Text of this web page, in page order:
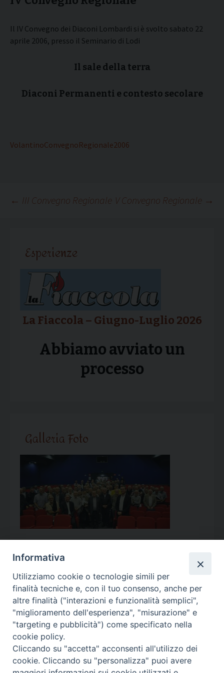
Il IV Convegno dei Diaconi Lombardi si è svolto sabato 22
aprile 2006, presso il Seminario di Lodi
Il sale della terra
Diaconi Permanenti e contesto secolare
VolantinoConvegnoRegionale2006
Navigazione
← III Convegno Regionale V Convegno Regionale →
Esperienze
La Fiaccola – Giugno-Luglio 2026
Abbiamo avviato un
processo
Galleria Foto
Calendario Appuntamenti
<< Ago 2026 >>
l m m g v s
d
27
28
3
4 5 6 7 8
9
Informativa
Utilizziamo cookie o tecnologie simili per
finalità tecniche e, con il tuo consenso, anche per
altre finalità ("interazioni e funzionalità semplici",
"miglioramento dell'esperienza", "misurazione" e
"targeting e pubblicità") come specificato nella
cookie policy.
Cliccando su "accetta" acconsenti all'utilizzo dei
cookie. Cliccando su "personalizza" puoi avere